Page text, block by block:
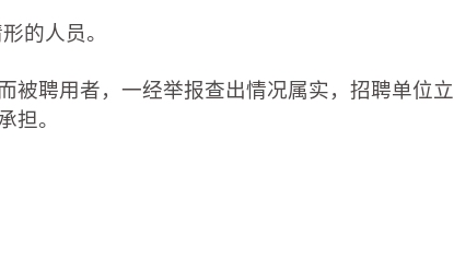
的人员。
聘用者，一经举报查出情况属实，招聘单位
担。